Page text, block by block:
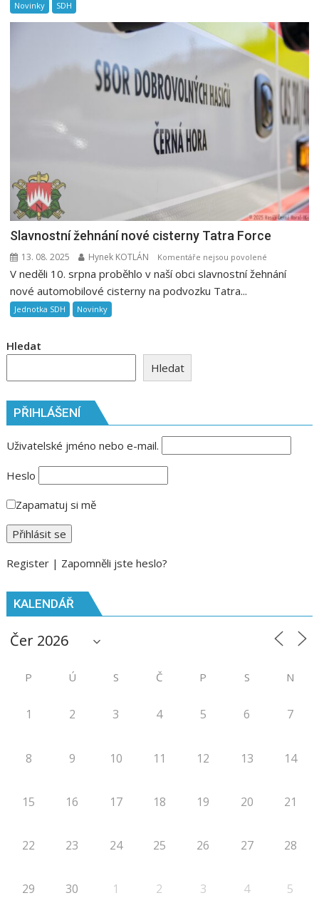
železného
šrotu
13.
9.
2025
Novinky SDH
Slavnostní žehnání nové cisterny Tatra Force
13. 08. 2025 Hynek KOTLÁN Komentáře nejsou povolené
textu
V neděli 10. srpna proběhlo v naší obci slavnostní žehnání
nové automobilové cisterny na podvozku Tatra...
Jednotka SDH Novinky
Hledat
Hledat
PŘIHLÁŠENÍ
Uživatelské jméno nebo e-mail.
Heslo
Zapamatuj si mě
Register | Zapomněli jste heslo?
KALENDÁŘ
P Ú S Č P S N
1 2 3 4 5 6 7
8 9 10 11 12 13 14
15 16 17 18 19 20 21
22 23 24 25 26 27 28
29 30 1 2 3 4 5